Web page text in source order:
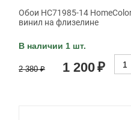
Обои HC71985-14
винил на флизелине
В наличии 1 шт.
2 380 ₽ 1 200₽